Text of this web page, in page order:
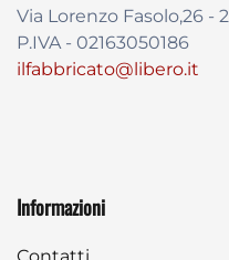
Via Lorenzo Fasolo,26 -
P.IVA - 02163050186
ilfabbricato@libero.it
Informazioni
Contatti